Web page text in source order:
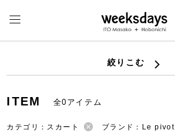
絞りこむ
ITEM 全0アイテム
カテゴリ：スカート ブランド：Le pivot